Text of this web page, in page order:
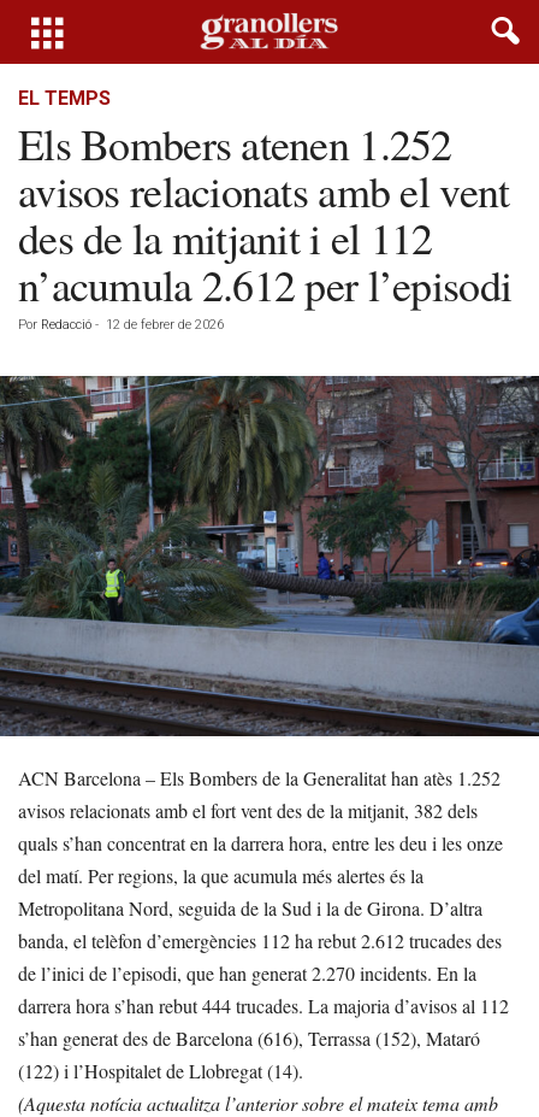
EL TEMPS
Els Bombers atenen 1.252
avisos relacionats amb el vent
des de la mitjanit i el 112
n’acumula 2.612 per l’episodi
Por Redacció - 12 de febrer de 2026
ACN Barcelona – Els Bombers de la Generalitat han atès 1.252
avisos relacionats amb el fort vent des de la mitjanit, 382 dels
quals s’han concentrat en la darrera hora, entre les deu i les onze
del matí. Per regions, la que acumula més alertes és la
Metropolitana Nord, seguida de la Sud i la de Girona. D’altra
banda, el telèfon d’emergències 112 ha rebut 2.612 trucades des
de l’inici de l’episodi, que han generat 2.270 incidents. En la
darrera hora s’han rebut 444 trucades. La majoria d’avisos al 112
s’han generat des de Barcelona (616), Terrassa (152), Mataró
(122) i l’Hospitalet de Llobregat (14).
(Aquesta notícia actualitza l’anterior sobre el mateix tema amb